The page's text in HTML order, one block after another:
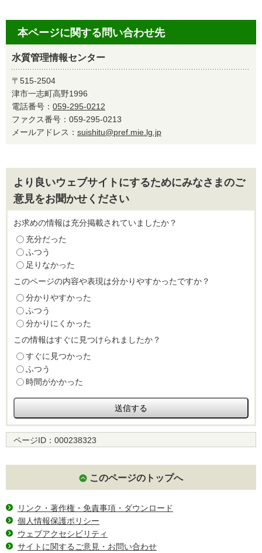
本ページに関する問い合わせ先
水質管理情報センター
〒515-2504
津市一志町高野1996
電話番号： 059-295-0212
ファクス番号：059-295-0213
メールアドレス： suishitu@pref.mie.lg.jp
より良いウェブサイトにするためにみなさまのご
意見をお聞かせください
お求めの情報は充分掲載されていましたか？
充分だった
ふつう
足りなかった
このページの内容や表現は分かりやすかったですか？
分かりやすかった
ふつう
分かりにくかった
この情報はすぐに見つけられましたか？
すぐに見つかった
ふつう
時間がかかった
ページID： 000238323
このページのトップへ
リンク・著作権・免責事項・ダウンロード
個人情報保護ポリシー
ウェブアクセシビリティ
サイトに関するご意見・お問い合わせ